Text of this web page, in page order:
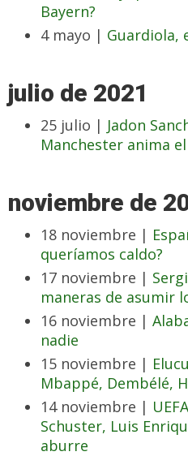
Bayern?
4 mayo | Guardiola,
julio de 2021
25 julio | Jadon
Manchester anima
noviembre de
18 noviembre |
queríamos caldo?
17 noviembre |
maneras de asumir
16 noviembre |
nadie
15 noviembre |
Mbappé, Dembélé,
14 noviembre |
Schuster, Luis
aburre